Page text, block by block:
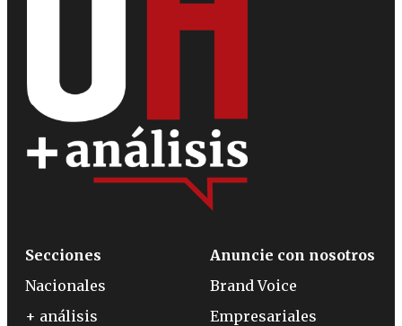
Secciones
Nacionales
+ análisis
Anuncie con nosotros
Brand Voice
Empresariales